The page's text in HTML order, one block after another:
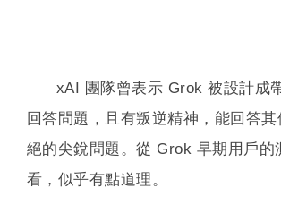
xAI 團隊曾表示 Grok 被設計成
回答問題，且有叛逆精神，能回答
絕的尖銳問題。從 Grok 早期用戶的
看，似乎有點道理。